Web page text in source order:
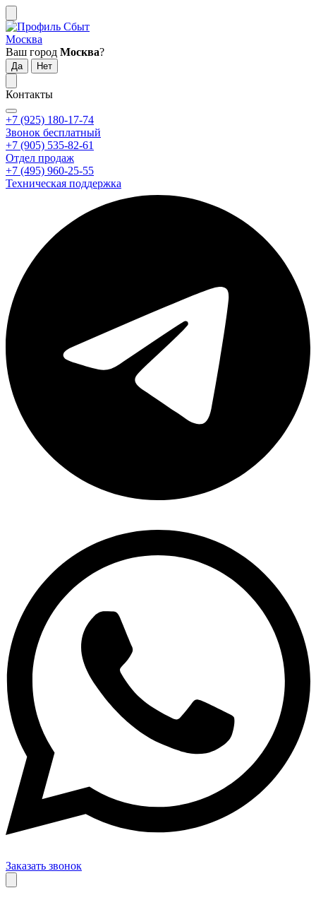
Москва
Ваш город Москва?
Контакты
+7 (925) 180-17-74
Звонок бесплатный
+7 (905) 535-82-61
Отдел продаж
+7 (495) 960-25-55
Техническая поддержка
Заказать звонок